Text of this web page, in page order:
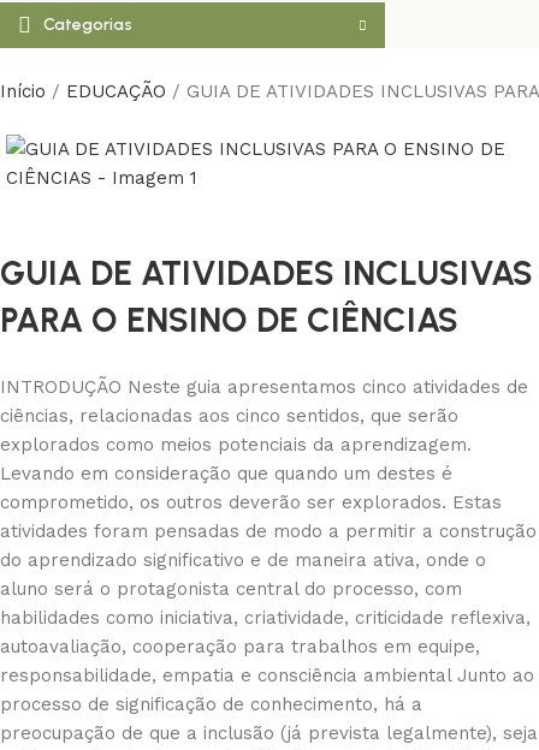
Categorias
Início EDUCAÇÃO GUIA DE ATIVIDADES INCLUSIVAS
GUIA DE ATIVIDADES INCLUSIVAS
PARA O ENSINO DE CIÊNCIAS
INTRODUÇÃO Neste guia apresentamos cinco atividades de
ciências, relacionadas aos cinco sentidos, que serão
explorados como meios potenciais da aprendizagem.
Levando em consideração que quando um destes é
comprometido, os outros deverão ser explorados. Estas
atividades foram pensadas de modo a permitir a construção
do aprendizado significativo e de maneira ativa, onde o
aluno será o protagonista central do processo, com
habilidades como iniciativa, criatividade, criticidade reflexiva,
autoavaliação, cooperação para trabalhos em equipe,
responsabilidade, empatia e consciência ambiental Junto ao
processo de significação de conhecimento, há a
preocupação de que a inclusão (já prevista legalmente), seja